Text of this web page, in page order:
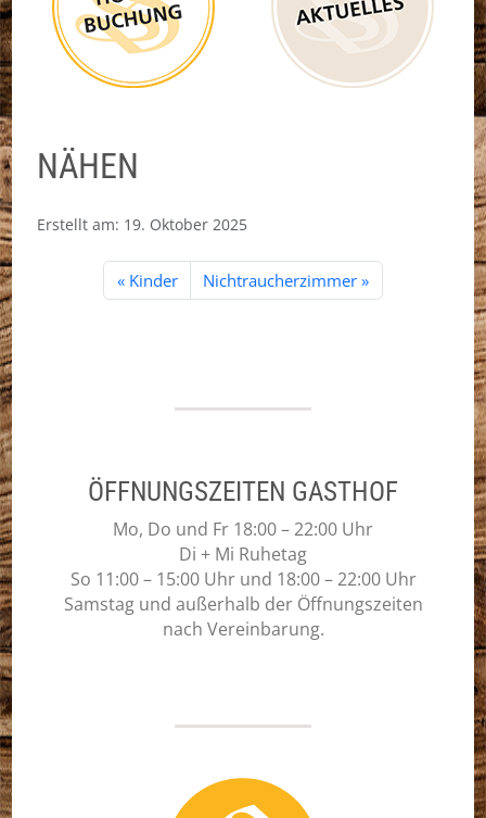
NÄHEN
Erstellt am: 19. Oktober 2025
Kinder Nichtraucherzimmer
ÖFFNUNGSZEITEN GASTHOF
Mo, Do und Fr 18:00 – 22:00 Uhr
Di + Mi Ruhetag
So 11:00 – 15:00 Uhr und 18:00 – 22:00 Uhr
Samstag und außerhalb der Öffnungszeiten
nach Vereinbarung.